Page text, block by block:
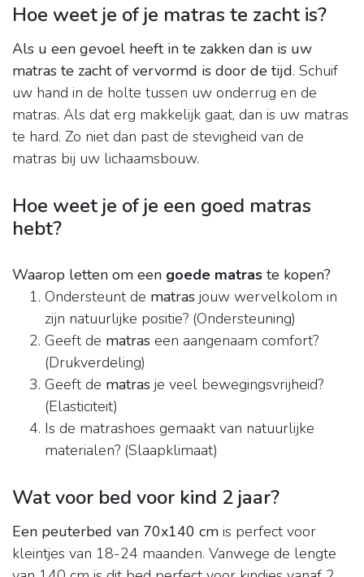
Hoe weet je of je matras te zacht is?
Als u een gevoel heeft in te zakken dan is uw
matras te zacht of vervormd is door de tijd. Schuif
uw hand in de holte tussen uw onderrug en de
matras. Als dat erg makkelijk gaat, dan is uw matras
te hard. Zo niet dan past de stevigheid van de
matras bij uw lichaamsbouw.
Hoe weet je of je een goed matras
hebt?
Waarop letten om een goede matras te kopen?
Ondersteunt de matras jouw wervelkolom in
zijn natuurlijke positie? (Ondersteuning)
Geeft de matras een aangenaam comfort?
(Drukverdeling)
Geeft de matras je veel bewegingsvrijheid?
(Elasticiteit)
Is de matrashoes gemaakt van natuurlijke
materialen? (Slaapklimaat)
Wat voor bed voor kind 2 jaar?
Een peuterbed van 70x140 cm is perfect voor
kleintjes van 18-24 maanden. Vanwege de lengte